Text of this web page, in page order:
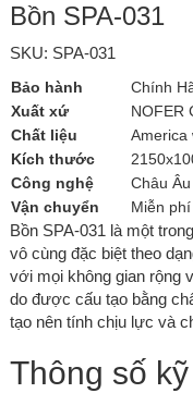
Bồn SPA-031
SKU: SPA-031
Bảo hành
Chính
Xuất xứ
NOFER
Chất liệu
America
Kích thước
Công nghệ
Châu Âu
Vận chuyển
Miễn
Bồn SPA-031 là một
vô cùng đặc biệt theo
với mọi không gian rộng
do được cấu tạo bằng
tạo nên tính chịu lực và
Thông số